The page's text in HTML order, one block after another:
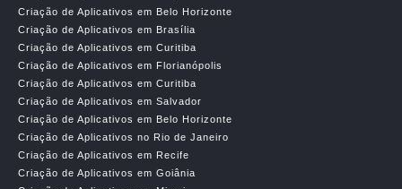
Criação de Aplicativos em Belo Horizonte
Criação de Aplicativos em Brasília
Criação de Aplicativos em Curitiba
Criação de Aplicativos em Florianópolis
Criação de Aplicativos em Curitiba
Criação de Aplicativos em Salvador
Criação de Aplicativos em Belo Horizonte
Criação de Aplicativos no Rio de Janeiro
Criação de Aplicativos em Recife
Criação de Aplicativos em Goiânia